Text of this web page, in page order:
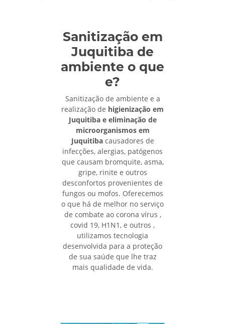
Sanitização em
Juquitiba de
ambiente o que
e?
Sanitização de ambiente e a
realização de higienização em
Juquitiba e eliminação de
microorganismos em
Juquitibacausadores de
infecções, alergias, patógenos
que causam bromquite, asma,
gripe, rinite e outros
desconfortos provenientes de
fungos ou mofos. Oferecemos
o que há de melhor no serviço
de combate ao corona vírus ,
covid 19, H1N1, e outros ,
utilizamos tecnologia
desenvolvida para a proteção
de sua saúde que lhe traz
mais qualidade de vida.